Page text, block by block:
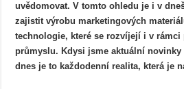
uvědomovat. V tomto ohledu je i v
zajistit výrobu marketingových
technologie, které se rozvíjejí i v rámci
průmyslu. Kdysi jsme aktuální
dnes je to každodenní realita, která je